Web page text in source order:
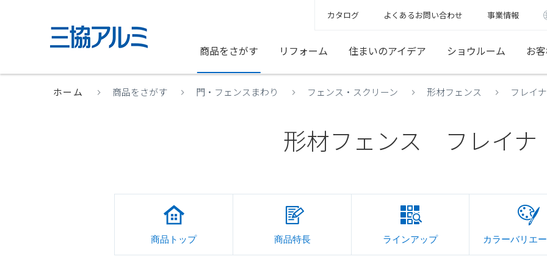
カタログ よくあるお問い合わせ 事業情報
商品をさがす リフォーム 住まいのアイデア ショウルーム お
ホーム 商品をさがす 門・フェンスまわり フェンス・スクリーン 形材フェンス フレイナ
形材フェンス フレイナ
商品トップ 商品特長 ラインアップ カラーバリエ